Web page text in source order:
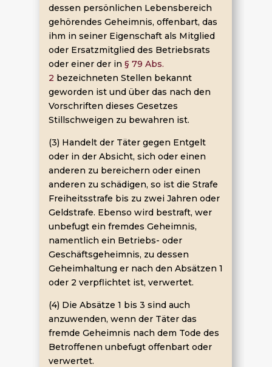
dessen persönlichen Lebensbereich
gehörendes Geheimnis, offenbart, das
ihm in seiner Eigenschaft als Mitglied
oder Ersatzmitglied des Betriebsrats
oder einer der in § 79 Abs.
2 bezeichneten Stellen bekannt
geworden ist und über das nach den
Vorschriften dieses Gesetzes
Stillschweigen zu bewahren ist.
(3) Handelt der Täter gegen Entgelt
oder in der Absicht, sich oder einen
anderen zu bereichern oder einen
anderen zu schädigen, so ist die Strafe
Freiheitsstrafe bis zu zwei Jahren oder
Geldstrafe. Ebenso wird bestraft, wer
unbefugt ein fremdes Geheimnis,
namentlich ein Betriebs- oder
Geschäftsgeheimnis, zu dessen
Geheimhaltung er nach den Absätzen 1
oder 2 verpflichtet ist, verwertet.
(4) Die Absätze 1 bis 3 sind auch
anzuwenden, wenn der Täter das
fremde Geheimnis nach dem Tode des
Betroffenen unbefugt offenbart oder
verwertet.